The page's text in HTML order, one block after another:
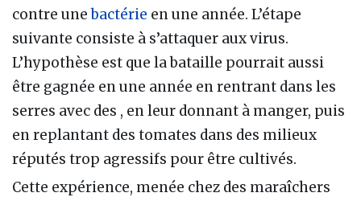
contre unebactérie en une année. L’étape
suivante consiste à s’attaquer aux virus.
L’hypothèse est que la bataille pourrait aussi
être gagnée en une année en rentrant dans les
serres avec des , en leur donnant à manger, puis
en replantant des tomates dans des milieux
réputés trop agressifs pour être cultivés.
Cette expérience, menée chez des maraîchers